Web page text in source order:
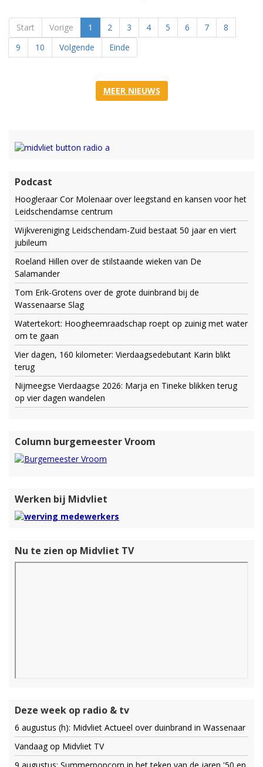
Start Vorige 1 2 3 4 5 6 7
8
9
10 Volgende Einde
MEER NIEUWS
Podcast
Hoogleraar Cor Molenaar over leegstand en kansen voor het
Leidschendamse centrum
Wijkvereniging Leidschendam-Zuid bestaat 50 jaar en viert
jubileum
Roeland Hillen over de stilstaande wieken van De
Salamander
Tom Erik-Grotens over de grote duinbrand bij de
Wassenaarse Slag
Watertekort: Hoogheemraadschap roept op zuinig met water
om te gaan
Vier dagen, 160 kilometer: Vierdaagsedebutant Karin blikt
terug
Nijmeegse Vierdaagse 2026: Marja en Tineke blikken terug
op vier dagen wandelen
Column burgemeester Vroom
Werken bij Midvliet
Nu te zien op Midvliet TV
Deze week op radio & tv
6 augustus (h): Midvliet Actueel over duinbrand in Wassenaar
Vandaag op Midvliet TV